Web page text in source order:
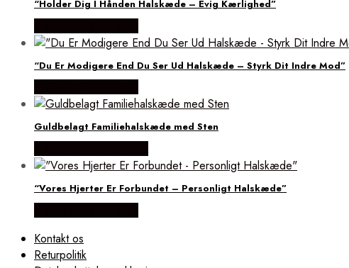
“Holder Dig I Hånden Halskæde – Evig Kærlighed”
“Du Er Modigere End Du Ser Ud Halskæde – Styrk Dit Indre Mod”
Guldbelagt Familiehalskæde med Sten
“Vores Hjerter Er Forbundet – Personligt Halskæde”
Kontakt os
Returpolitik